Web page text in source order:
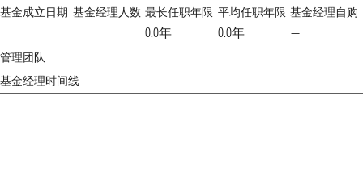
基金成立日期 基金经理人数 最长任职年限
0.0年
平均任职年限
0.0年
基金经理自购
—
管理团队
基金经理时间线